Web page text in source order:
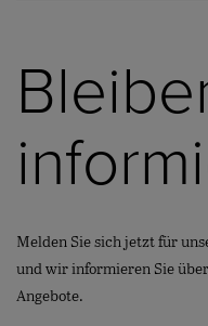
Melden Sie sich jetzt für
und wir informieren Sie
Angebote.